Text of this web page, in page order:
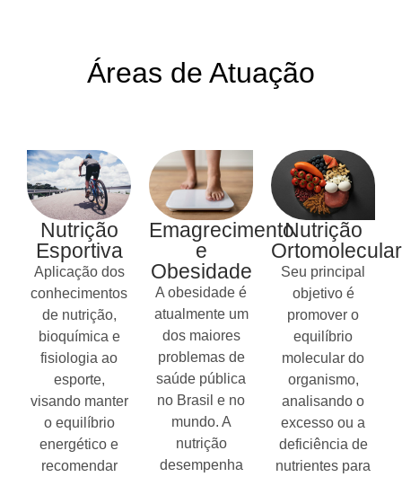
Áreas de Atuação
Nutrição
Esportiva
Aplicação dos
conhecimentos
de nutrição,
bioquímica e
fisiologia ao
esporte,
visando manter
o equilíbrio
energético e
recomendar
Emagrecimento
e
Obesidade
A obesidade é
atualmente um
dos maiores
problemas de
saúde pública
no Brasil e no
mundo. A
nutrição
desempenha
Nutrição
Ortomolecular
Seu principal
objetivo é
promover o
equilíbrio
molecular do
organismo,
analisando o
excesso ou a
deficiência de
nutrientes para